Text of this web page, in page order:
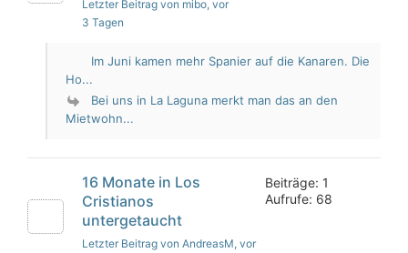
Letzter Beitrag von mibo, vor
3 Tagen
Im Juni kamen mehr Spanier auf die Kanaren. Die
Ho...
Bei uns in La Laguna merkt man das an den
Mietwohn...
16 Monate in Los
Cristianos
untergetaucht
Letzter Beitrag von AndreasM, vor
Beiträge: 1
Aufrufe: 68